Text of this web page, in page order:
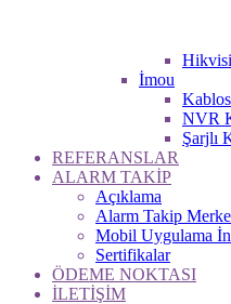
İmou
NVR
Şarjlı
REFERANSLAR
ALARM TAKİP
Açıklama
Alarm Takip
Mobil Uygulama
Sertifikalar
ÖDEME NOKTASI
İLETİŞİM